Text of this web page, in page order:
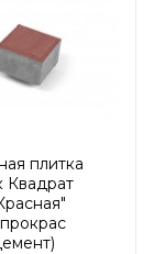
плитка
Квадрат